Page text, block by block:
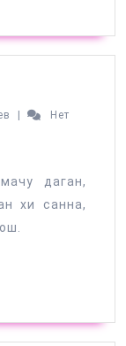
Асхаб
Нет
даган,
хи санна,